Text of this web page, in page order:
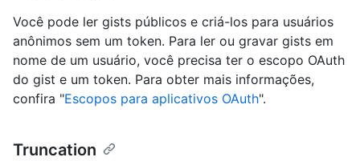
Você pode ler gists públicos e criá-los para usuários
anônimos sem um token. Para ler ou gravar gists em
nome de um usuário, você precisa ter o escopo OAuth
do gist e um token. Para obter mais informações,
confira "Escopos para aplicativos OAuth".
Truncation